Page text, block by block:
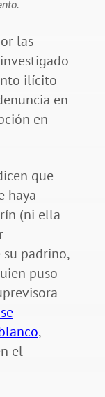
las
ilícito
en
en
que
haya
(ni ella
padrino,
puso
,
el